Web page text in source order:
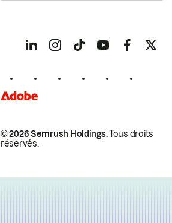
© 2026 Semrush Holdings.Tous droits
réservés.